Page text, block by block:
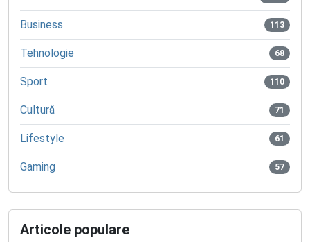
Business 113
Tehnologie 68
Sport 110
Cultură 71
Lifestyle 61
Gaming 57
Articole populare